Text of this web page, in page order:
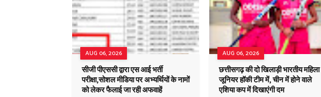
AUG 06, 2026
सीजी पीएससी द्वारा एस आई भर्ती
परीक्षा,सोशल मीडिया पर अभ्यर्थियों के नामों
को लेकर फैलाई जा रही अफवाहें
AUG 06, 2026
छत्तीसगढ़ की दो खिलाड़ी भारतीय महिला
जूनियर हॉकी टीम में, चीन में होने वाले
एशिया कप में दिखाएंगी दम